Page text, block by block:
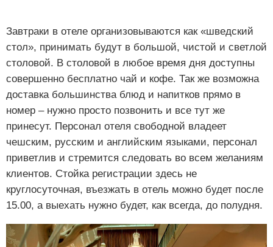
Завтраки в отеле организовываются как «шведский
стол», принимать будут в большой, чистой и светлой
столовой. В столовой в любое время дня доступны
совершенно бесплатно чай и кофе. Так же возможна
доставка большинства блюд и напитков прямо в
номер – нужно просто позвонить и все тут же
принесут. Персонал отеля свободной владеет
чешским, русским и английским языками, персонал
приветлив и стремится следовать во всем желаниям
клиентов. Стойка регистрации здесь не
круглосуточная, въезжать в отель можно будет после
15.00, а выехать нужно будет, как всегда, до полудня.